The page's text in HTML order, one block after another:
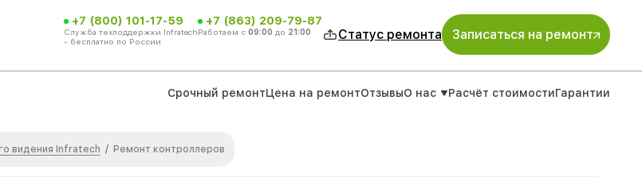
+7 (800) 101-17-59
Служба техподдержки Infratech
- бесплатно по России
+7 (863) 209-79-87
Работаем с 09:00 до 21:00 Статус ремонта Записаться на ремонт
Срочный ремонтЦена на ремонтОтзывыО нас Расчёт стоимостиГарантии
видения Infratech / Ремонт контроллеров